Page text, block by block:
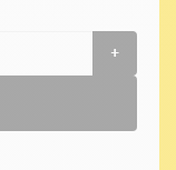
+